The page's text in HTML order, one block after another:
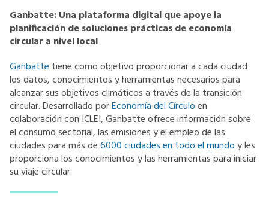
Ganbatte: Una plataforma digital que apoye la
planificación de soluciones prácticas de economía
circular a nivel local
Ganbatte tiene como objetivo proporcionar a cada ciudad
los datos, conocimientos y herramientas necesarios para
alcanzar sus objetivos climáticos a través de la transición
circular. Desarrollado porEconomía del Círculoen
colaboración con ICLEI, Ganbatte ofrece información sobre
el consumo sectorial, las emisiones y el empleo de las
ciudades para más de6000 ciudades en todo el mundoy les
proporciona los conocimientos y las herramientas para iniciar
su viaje circular.